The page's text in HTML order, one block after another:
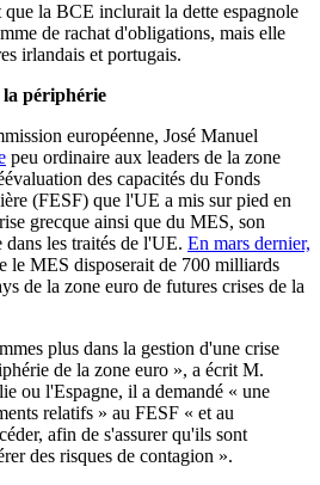
que la BCE inclurait la dette espagnole
de rachat d'obligations, mais elle
irlandais et portugais.
la périphérie
européenne, José Manuel
peu ordinaire aux leaders de la zone
des capacités du Fonds
(FESF) que l'UE a mis sur pied en
grecque ainsi que du MES, son
dans les traités de l'UE. En mars dernier,
le MES disposerait de 700 milliards
de la zone euro de futures crises de la
plus dans la gestion d'une crise
de la zone euro », a écrit M.
ou l'Espagne, il a demandé « une
relatifs » au FESF « et au
afin de s'assurer qu'ils sont
des risques de contagion ».